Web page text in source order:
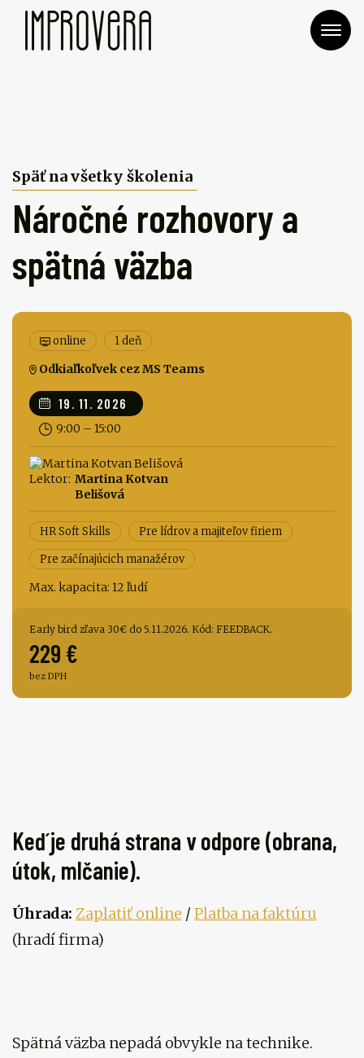
Späť na všetky školenia
Náročné rozhovory a
spätná väzba
online 1 deň
Odkiaľkoľvek cez MS Teams
19. 11. 2026
9:00 – 15:00
Lektor: Martina Kotvan
Belišová
HR Soft Skills
Pre lídrov a majiteľov firiem
Pre začínajúcich manažérov
Max. kapacita: 12 ľudí
Early bird zľava 30€ do 5.11.2026. Kód: FEEDBACK.
229 €
bez DPH
Keď je druhá strana v odpore (obrana,
útok, mlčanie).
Úhrada: Zaplatiť online / Platba na faktúru
(hradí firma)
Spätná väzba nepadá obvykle na technike.